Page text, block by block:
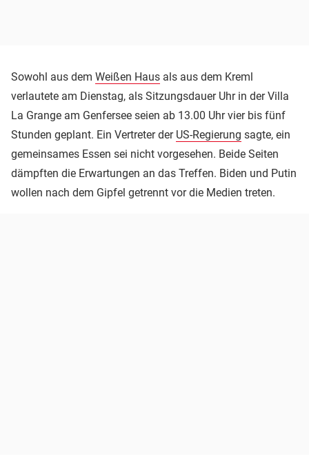
Sowohl aus dem Weißen Haus als aus dem Kreml
verlautete am Dienstag, als Sitzungsdauer Uhr in der Villa
La Grange am Genfersee seien ab 13.00 Uhr vier bis fünf
Stunden geplant. Ein Vertreter der US-Regierung sagte, ein
gemeinsames Essen sei nicht vorgesehen. Beide Seiten
dämpften die Erwartungen an das Treffen. Biden und Putin
wollen nach dem Gipfel getrennt vor die Medien treten.